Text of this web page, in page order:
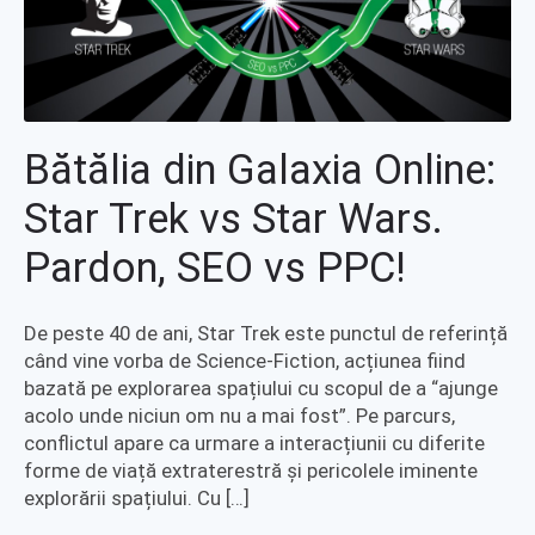
Bătălia din Galaxia Online:
Star Trek vs Star Wars.
Pardon, SEO vs PPC!
De peste 40 de ani, Star Trek este punctul de referință
când vine vorba de Science-Fiction, acțiunea fiind
bazată pe explorarea spațiului cu scopul de a “ajunge
acolo unde niciun om nu a mai fost”. Pe parcurs,
conflictul apare ca urmare a interacțiunii cu diferite
forme de viață extraterestră și pericolele iminente
explorării spațiului. Cu […]